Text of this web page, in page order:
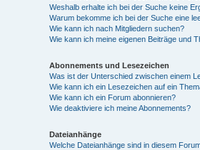
Weshalb erhalte ich bei der Suche keine
Warum bekomme ich bei der Suche eine
Wie kann ich nach Mitgliedern suchen?
Wie kann ich meine eigenen Beiträge und
Abonnements und Lesezeichen
Was ist der Unterschied zwischen einem
Wie kann ich ein Lesezeichen auf ein
Wie kann ich ein Forum abonnieren?
Wie deaktiviere ich meine Abonnements?
Dateianhänge
Welche Dateianhänge sind in diesem